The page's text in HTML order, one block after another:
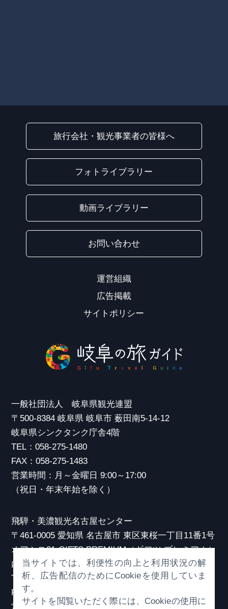
旅行会社・観光事業者の皆様へ
フォトライブラリー
動画ライブラリー
お問い合わせ
運営組織
広告掲載
サイトポリシー
一般社団法人 岐阜県観光連盟
〒500-8384 岐阜県 岐阜市 薮田南5-14-12
岐阜県シンクタンク庁舎4階
TEL：058-275-1480
FAX：058-275-1483
営業時間：月～金曜日 9:00～17:00
（祝日・年末年始を除く）
飛騨・美濃観光名古屋センター
〒461-0005 愛知県 名古屋市 東区東桜一丁目11番1号
オアシス21 GIFTS PREMIUM（ギフツ プレミアム）
内
TEL：052-253-6185
FAX：052-253-6186
営業時間：10:00～21:00
当サイトでは、利便性の向上と利用状況の解
析、広告配信のためにCookieを使用していま
す。
サイトを閲覧いただく際には、Cookieの使用に